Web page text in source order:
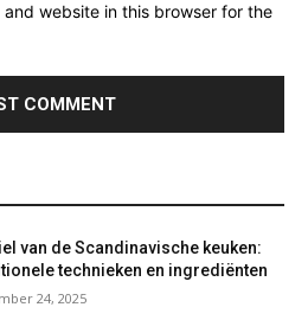
and website in this browser for the
van de Scandinavische keuken:
technieken en ingrediënten
24, 2025